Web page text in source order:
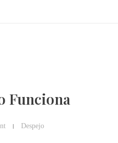
Funciona
Despejo